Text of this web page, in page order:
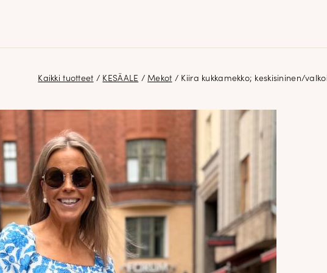
Kaikki tuotteet / KESÄALE / Mekot / Kiira kukkamekko; keskisininen/